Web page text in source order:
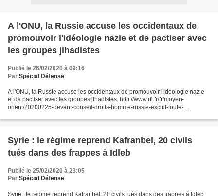
A l'ONU, la Russie accuse les occidentaux de
promouvoir l'idéologie nazie et de pactiser avec
les groupes jihadistes
Publié le 26/02/2020 à 09:16
Par Spécial Défense
A l'ONU, la Russie accuse les occidentaux de promouvoir l'idéologie nazie
et de pactiser avec les groupes jihadistes. http://www.rfi.fr/fr/moyen-
orient/20200225-devant-conseil-droits-homme-russie-exclut-toute-
Syrie : le régime reprend Kafranbel, 20 civils
tués dans des frappes à Idleb
Publié le 25/02/2020 à 23:05
Par Spécial Défense
Syrie : le régime reprend Kafranbel, 20 civils tués dans des frappes à Idleb